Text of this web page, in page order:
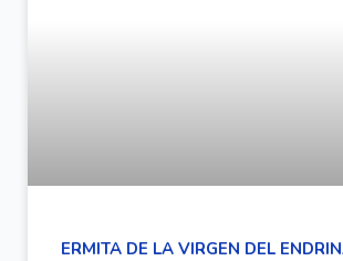
ERMITA DE LA VIRGEN DEL